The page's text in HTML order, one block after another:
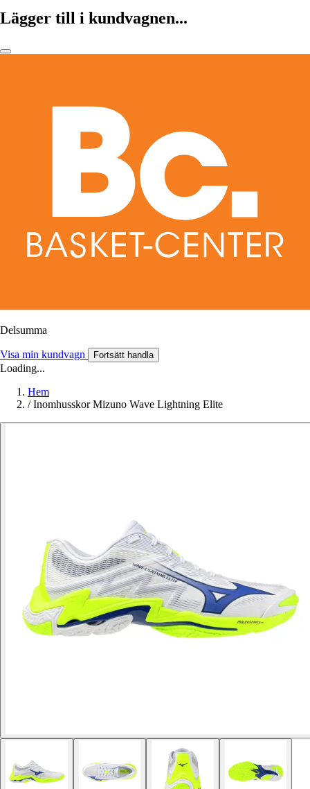
Lägger till i kundvagnen...
Delsumma
Visa min kundvagn Fortsätt handla
Loading...
Hem
/ Inomhusskor Mizuno Wave Lightning Elite